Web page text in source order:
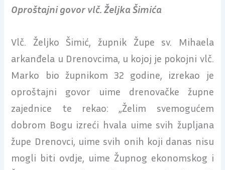
Oproštajni govor vlč. Željka Šimića
Vlč. Željko Šimić, župnik Župe sv. Mihaela
arkanđela u Drenovcima, u kojoj je pokojni vlč.
Marko bio župnikom 32 godine, izrekao je
oproštajni govor uime drenovačke župne
zajednice te rekao: „Želim svemogućem
dobrom Bogu izreći hvala uime svih župljana
župe Drenovci, uime svih onih koji danas nisu
mogli biti ovdje, uime Župnog ekonomskog i